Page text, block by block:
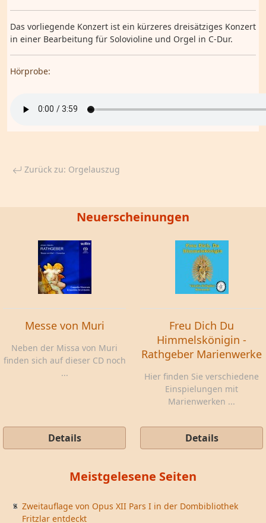
Das vorliegende Konzert ist ein kürzeres dreisätziges Konzert
in einer Bearbeitung für Solovioline und Orgel in C-Dur.
Hörprobe:
Zurück zu: Orgelauszug
Neuerscheinungen
Messe von Muri
Neben der Missa von Muri
finden sich auf dieser CD noch
...
Details
Freu Dich Du
Himmelskönigin -
Rathgeber Marienwerke
Hier finden Sie verschiedene
Einspielungen mit
Marienwerken ...
Details
Meistgelesene Seiten
Zweitauflage von Opus XII Pars I in der Dombibliothek
Fritzlar entdeckt